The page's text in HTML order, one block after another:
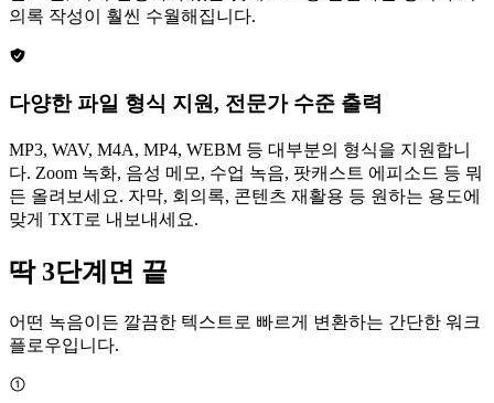
의록 작성이 훨씬 수월해집니다.
다양한 파일 형식 지원, 전문가 수준 출력
MP3, WAV, M4A, MP4, WEBM 등 대부분의 형식을 지원합니
다. Zoom 녹화, 음성 메모, 수업 녹음, 팟캐스트 에피소드 등 뭐
든 올려보세요. 자막, 회의록, 콘텐츠 재활용 등 원하는 용도에
맞게 TXT로 내보내세요.
딱 3단계면 끝
어떤 녹음이든 깔끔한 텍스트로 빠르게 변환하는 간단한 워크
플로우입니다.